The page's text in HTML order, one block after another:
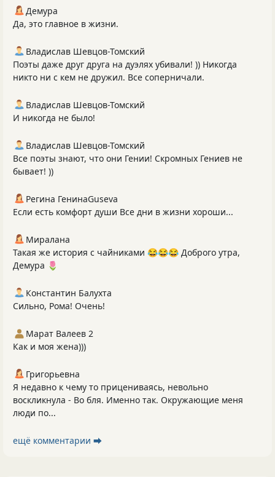
Демура
Да, это главное в жизни.
Владислав Шевцов-Томский
Поэты даже друг друга на дуэлях убивали! )) Никогда
никто ни с кем не дружил. Все соперничали.
Владислав Шевцов-Томский
И никогда не было!
Владислав Шевцов-Томский
Все поэты знают, что они Гении! Скромных Гениев не
бывает! ))
Регина ГенинаGuseva
Если есть комфорт души Все дни в жизни хороши...
Миралана
Такая же история с чайниками 😂😂😂 Доброго утра,
Демура 🌷
Константин Балухта
Сильно, Рома! Очень!
Марат Валеев 2
Как и моя жена)))
Григорьевна
Я недавно к чему то прицениваясь, невольно
воскликнула - Во бля. Именно так. Окружающие меня
люди по...
ещё комментарии ⮕